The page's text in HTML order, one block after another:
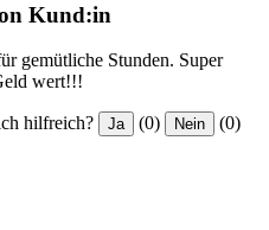
Kund:in
gemütliche Stunden. Super
wert!!!
hilfreich? Ja (0) Nein (0)